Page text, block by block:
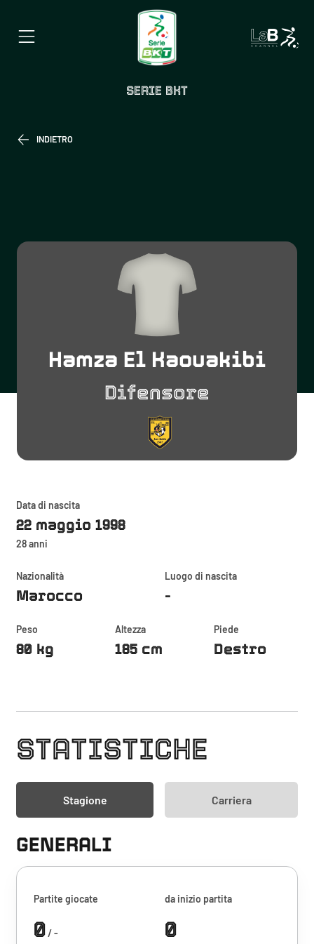
SERIE BKT
INDIETRO
Hamza El Kaouakibi
Difensore
Data di nascita
22 maggio 1998
28 anni
Nazionalità
Marocco
Luogo di nascita
-
Peso
80 kg
Altezza
185 cm
Piede
Destro
STATISTICHE
Stagione Carriera
GENERALI
Partite giocate
0/ -
da inizio partita
0